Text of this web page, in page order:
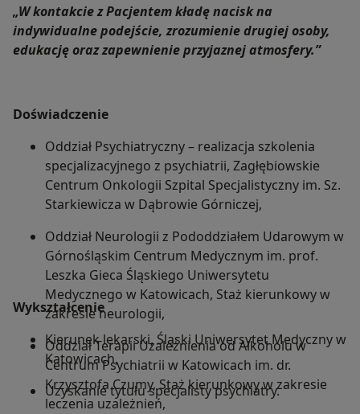
„W kontakcie z Pacjentem kładę nacisk na
indywidualne podejście, zrozumienie drugiej osoby,
edukację oraz zapewnienie przyjaznej atmosfery.”
Doświadczenie
Oddział Psychiatryczny – realizacja szkolenia
specjalizacyjnego z psychiatrii, Zagłębiowskie
Centrum Onkologii Szpital Specjalistyczny im. Sz.
Starkiewicza w Dąbrowie Górniczej,
Oddział Neurologii z Pododdziałem Udarowym w
Górnośląskim Centrum Medycznym im. prof.
Leszka Gieca Śląskiego Uniwersytetu
Medycznego w Katowicach, Staż kierunkowy w
zakresie neurologii,
Oddział Terapii Uzależnienia od Alkoholu w
Centrum Psychiatrii w Katowicach im. dr.
Krzysztofa Czumy, Staż kierunkowy w zakresie
leczenia uzależnień,
Wykształcenie
Kierunek lekarski, Śląski Uniwersytet Medyczny w
Katowicach,
Uzyskanie tytułu specjalisty psychiatry.